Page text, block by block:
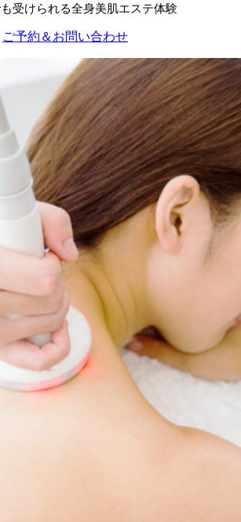
受けられる全身美肌エステ体験
ご予約＆お問い合わせ